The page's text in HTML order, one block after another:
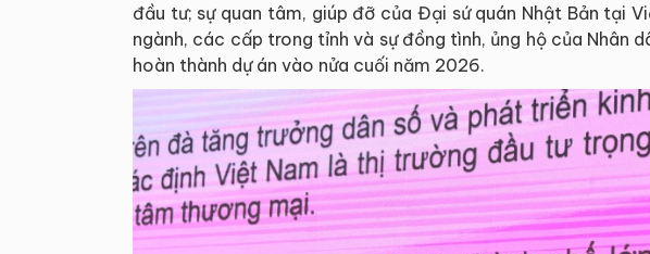
đầu tư; sự quan tâm, giúp đỡ của Đại sứ quán Nhật Bản tại
ngành, các cấp trong tỉnh và sự đồng tình, ủng hộ của Nhân
hoàn thành dự án vào nửa cuối năm 2026.